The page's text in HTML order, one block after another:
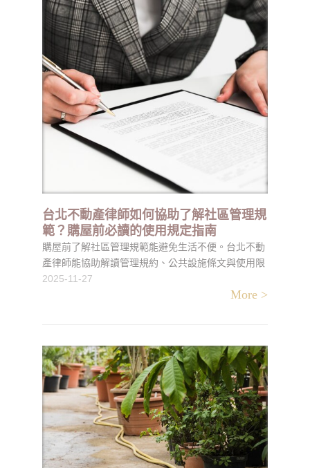
台北不動產律師如何協助了解社區管理規
範？購屋前必讀的使用規定指南
購屋前了解社區管理規範能避免生活不便。台北不動
產律師能協助解讀管理規約、公共設施條文與使用限
制，讓買方更清楚建物的實際使用方式。
2025-11-27
More >